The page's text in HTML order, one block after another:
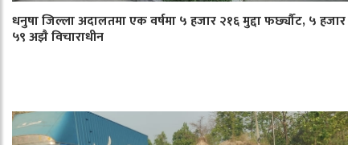
धनुषा जिल्ला अदालतमा एक वर्षमा ५ हजार २१६ मुद्दा फर्छ्यौट, ५ हजार
५९ अझै विचाराधीन